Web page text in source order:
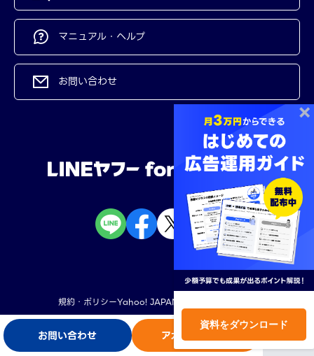
マニュアル・ヘルプ
お問い合わせ
TOP
規約・ポリシーYahoo! JAPAN
©︎ LY Corporation
お問い合わせ アカウント開設
ログイン
資料をダウンロード